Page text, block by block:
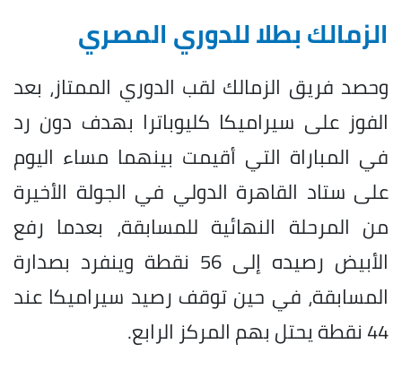
الزمالك بطلا للدوري المصري
وحصد فريق الزمالك لقب الدوري الممتاز، بعد
الفوز على سيراميكا كليوباترا بهدف دون رد
في المباراة التي أقيمت بينهما مساء اليوم
على ستاد القاهرة الدولي في الجولة الأخيرة
من المرحلة النهائية للمسابقة، بعدما رفع
الأبيض رصيده إلى 56 نقطة وينفرد بصدارة
المسابقة، في حين توقف رصيد سيراميكا عند
44 نقطة يحتل بهم المركز الرابع.